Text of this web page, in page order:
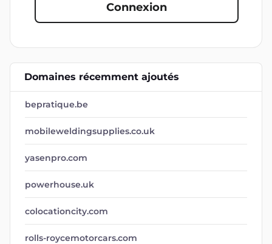
Connexion
Domaines récemment ajoutés
bepratique.be
mobileweldingsupplies.co.uk
yasenpro.com
powerhouse.uk
colocationcity.com
rolls-roycemotorcars.com